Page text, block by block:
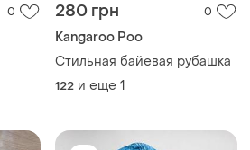
0 280 грн 0
Kangaroo Poo
Стильная байевая рубашка
122 и еще 1